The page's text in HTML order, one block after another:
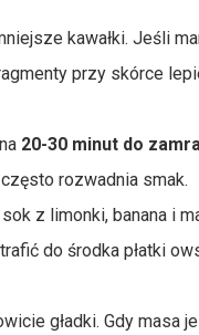
kawałki. Jeśli
przy skórce
20-30 minut do
rozwadnia smak.
z limonki, banana i
do środka płatki
gładki. Gdy masa